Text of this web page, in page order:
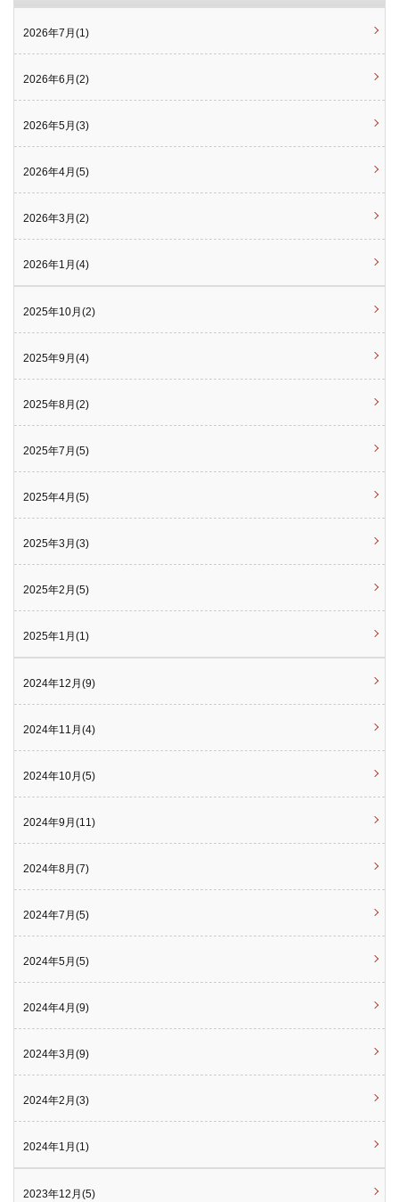
2026年7月(1)
2026年6月(2)
2026年5月(3)
2026年4月(5)
2026年3月(2)
2026年1月(4)
2025年10月(2)
2025年9月(4)
2025年8月(2)
2025年7月(5)
2025年4月(5)
2025年3月(3)
2025年2月(5)
2025年1月(1)
2024年12月(9)
2024年11月(4)
2024年10月(5)
2024年9月(11)
2024年8月(7)
2024年7月(5)
2024年5月(5)
2024年4月(9)
2024年3月(9)
2024年2月(3)
2024年1月(1)
2023年12月(5)